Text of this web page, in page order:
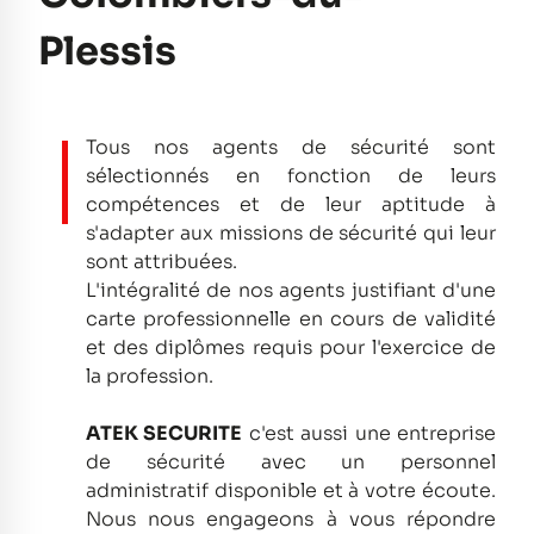
Plessis
Tous nos agents de sécurité sont
sélectionnés en fonction de leurs
compétences et de leur aptitude à
s'adapter aux missions de sécurité qui leur
sont attribuées.
L'intégralité de nos agents justifiant d'une
carte professionnelle en cours de validité
et des diplômes requis pour l'exercice de
la profession.
ATEK SECURITE c'est aussi une entreprise
de sécurité avec un personnel
administratif disponible et à votre écoute.
Nous nous engageons à vous répondre